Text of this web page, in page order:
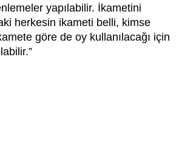
yapılabilir. İkametini
herkesin ikameti belli, kimse
göre de oy kullanılacağı için